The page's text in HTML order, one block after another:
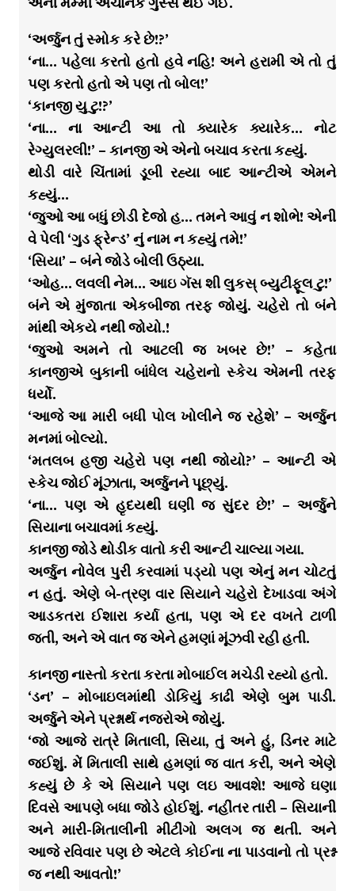
‘અર્જુન તું સ્મોક કરે છે!?’
‘ના… પહેલા કરતો હતો હવે નહિ! અને હરામી એ તો તું
પણ કરતો હતો એ પણ તો બોલ!’
‘કાનજી યુ ટુ!?’
‘ના… ના આન્ટી આ તો ક્યારેક ક્યારેક… નોટ
રેગ્યુલરલી!’ – કાનજી એ એનો બચાવ કરતા કહ્યું.
થોડી વારે ચિંતામાં ડૂબી રહ્યા બાદ આન્ટીએ એમને
કહ્યું…
‘જુઓ આ બધું છોડી દેજો હ… તમને આવું ન શોભે! એની
વે પેલી ‘ગુડ ફ્રેન્ડ’ નું નામ ન કહ્યું તમે!’
‘સિયા’ – બંને જોડે બોલી ઉઠ્યા.
‘ઓહ… લવલી નેમ… આઇ ગૅસ શી લુકસ્ બ્યુટીફૂલ ટુ!’
બંને એ મુંજાતા એકબીજા તરફ જોયું. ચહેરો તો બંને
માંથી એકયે નથી જોયો.!
‘જુઓ અમને તો આટલી જ ખબર છે!’ – કહેતા
કાનજીએ બુકાની બાંધેલ ચહેરાનો સ્કેચ એમની તરફ
ધર્યો.
‘આજે આ મારી બધી પોલ ખોલીને જ રહેશે’ – અર્જુન
મનમાં બોલ્યો.
‘મતલબ હજી ચહેરો પણ નથી જોયો?’ – આન્ટી એ
સ્કેચ જોઈ મૂંઝાતા, અર્જુનને પૂછ્યું.
‘ના… પણ એ હૃદયથી ઘણી જ સુંદર છે!’ – અર્જુને
સિયાના બચાવમાં કહ્યું.
કાનજી જોડે થોડીક વાતો કરી આન્ટી ચાલ્યા ગયા.
અર્જુન નોવેલ પુરી કરવામાં પડ્યો પણ એનું મન ચોટતું
ન હતું. એણે બે-ત્રણ વાર સિયાને ચહેરો દેખાડવા અંગે
આડકતરા ઈશારા કર્યા હતા, પણ એ દર વખતે ટાળી
જતી, અને એ વાત જ એને હમણાં મૂંઝવી રહી હતી.
કાનજી નાસ્તો કરતા કરતા મોબાઈલ મચેડી રહ્યો હતો.
‘ડન’ – મોબાઇલમાંથી ડોકિયું કાઢી એણે બુમ પાડી.
અર્જુને એને પ્રશ્નાર્થ નજરોએ જોયું.
‘જો આજે રાત્રે મિતાલી, સિયા, તું અને હું, ડિનર માટે
જઈશું. મેં મિતાલી સાથે હમણાં જ વાત કરી, અને એણે
કહ્યું છે કે એ સિયાને પણ લઇ આવશે! આજે ઘણા
દિવસે આપણે બધા જોડે હોઈશું. નહીંતર તારી – સિયાની
અને મારી-મિતાલીની મીટીંગો અલગ જ થતી. અને
આજે રવિવાર પણ છે એટલે કોઈના ના પાડવાનો તો પ્રશ્ન
જ નથી આવતો!’